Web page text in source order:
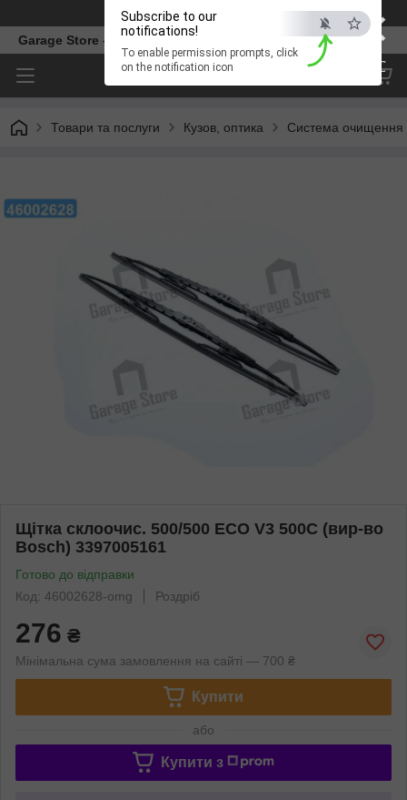
×
ESC
Subscribe to our
notifications!
To enable permission prompts, click
on the notification icon
Телефон
Garage Store – інтернет магазин автозапчастин.
Товари та послуги Кузов, оптика Система очищення
Щітка склоочис. 500/500 ECO V3 500C (вир-во
Bosch) 3397005161
Готово до відправки
Код: 46002628-omg
Роздріб
276 ₴
Мінімальна сума замовлення на сайті — 700 ₴
Купити
або
Купити з